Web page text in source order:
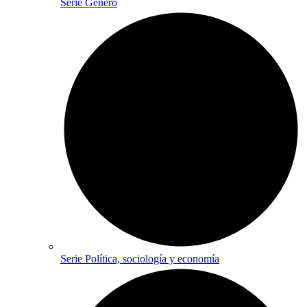
Serie Política, sociología y economía